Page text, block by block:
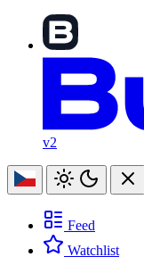
v2
Feed
Watchlist